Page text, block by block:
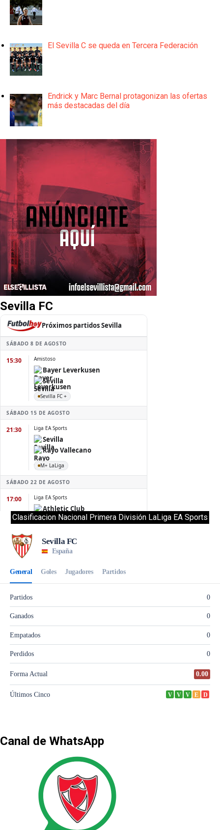
El Sevilla C se queda en Tercera Federación
Endrick y Marc Bernal protagonizan las ofertas
más destacadas del día
Sevilla FC
Clasificacion Nacional Primera División LaLiga EA Sports
Canal de WhatsApp